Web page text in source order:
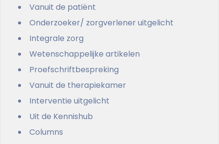
Vanuit de patiënt
Onderzoeker/ zorgverlener uitgelicht
Integrale zorg
Wetenschappelijke artikelen
Proefschriftbespreking
Vanuit de therapiekamer
Interventie uitgelicht
Uit de Kennishub
Columns